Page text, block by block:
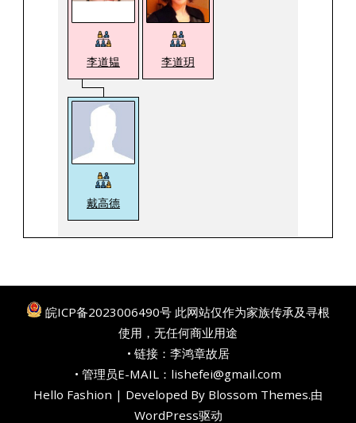
李道韫
戴高德
李道玥
皖ICP备2023006490号 此网站仅作为家族传承及寻根
使用，无任何商业用途
• 链接： 李鸿章故居
• 管理员E-MAIL：lishefei@gmail.com
Hello Fashion | Developed By Blossom Themes.由
WordPress驱动